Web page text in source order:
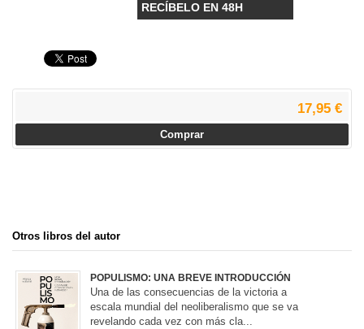
RECÍBELO EN 48H
17,95 €
Comprar
Otros libros del autor
POPULISMO: UNA BREVE INTRODUCCIÓN
Una de las consecuencias de la victoria a
escala mundial del neoliberalismo que se va
revelando cada vez con más cla...